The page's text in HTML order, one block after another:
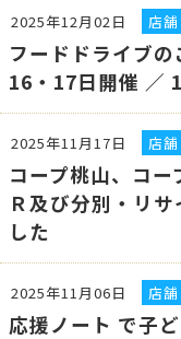
2025年12月02日 店舗
フードドライブ
16・17日開催 ／
2025年11月17日 店舗
コープ桃山、コ
Ｒ及び分別・リ
した
2025年11月06日 店舗
応援ノート で子